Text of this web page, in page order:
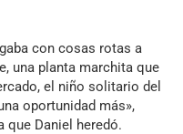
con cosas rotas a
una planta marchita que
el niño solitario del
oportunidad más»,
Daniel heredó.